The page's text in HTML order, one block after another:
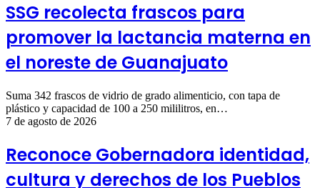
SSG recolecta frascos para
promover la lactancia materna en
el noreste de Guanajuato
Suma 342 frascos de vidrio de grado alimenticio, con tapa de
plástico y capacidad de 100 a 250 mililitros, en…
7 de agosto de 2026
Reconoce Gobernadora identidad,
cultura y derechos de los Pueblos